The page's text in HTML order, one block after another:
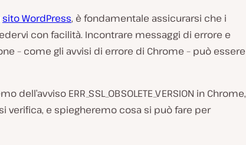
sito WordPress, è fondamentale assicurarsi che i
con facilità. Incontrare messaggi di errore e
– come gli avvisi di errore di Chrome – può essere
ERR_SSL_OBSOLETE_VERSION in Chrome,
verifica, e spiegheremo cosa si può fare per